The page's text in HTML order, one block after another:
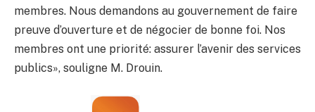
membres. Nous demandons au gouvernement de faire
preuve d’ouverture et de négocier de bonne foi. Nos
membres ont une priorité: assurer l’avenir des services
publics», souligne M. Drouin.